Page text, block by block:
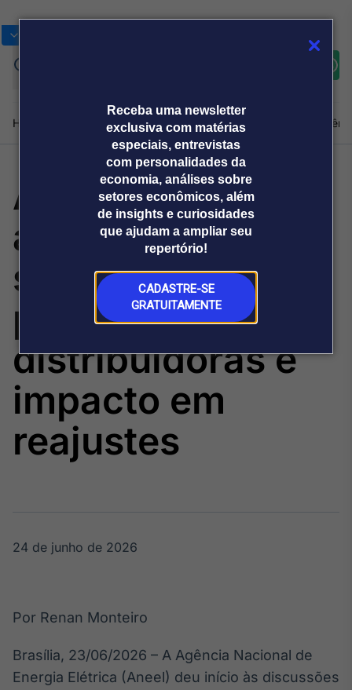
Receba uma newsletter
exclusiva com matérias
especiais, entrevistas
com personalidades da
economia, análises sobre
setores econômicos, além
de insights e curiosidades
que ajudam a ampliar seu
repertório!
CADASTRE-SE
GRATUITAMENTE
Home Produtos e soluçõesNotíciasBlogWeekend
Broadcast
Broadcast+
O mercado
financeiro em
tempo real
Broadcast
Agro
Tudo sobre o
agronegócio
no Brasil
Sobre nós Releases Broadcast
Prêmio Broadcast
Analistas
Prêmio Broadcast
Empresas
Agências de
comunicação
Releases
Aneel vai
aprimorar regra
sobre
produtividade de
distribuidoras e
impacto em
reajustes
24 de junho de 2026
Por Renan Monteiro
Brasília, 23/06/2026 – A Agência Nacional de
Energia Elétrica (Aneel) deu início às discussões